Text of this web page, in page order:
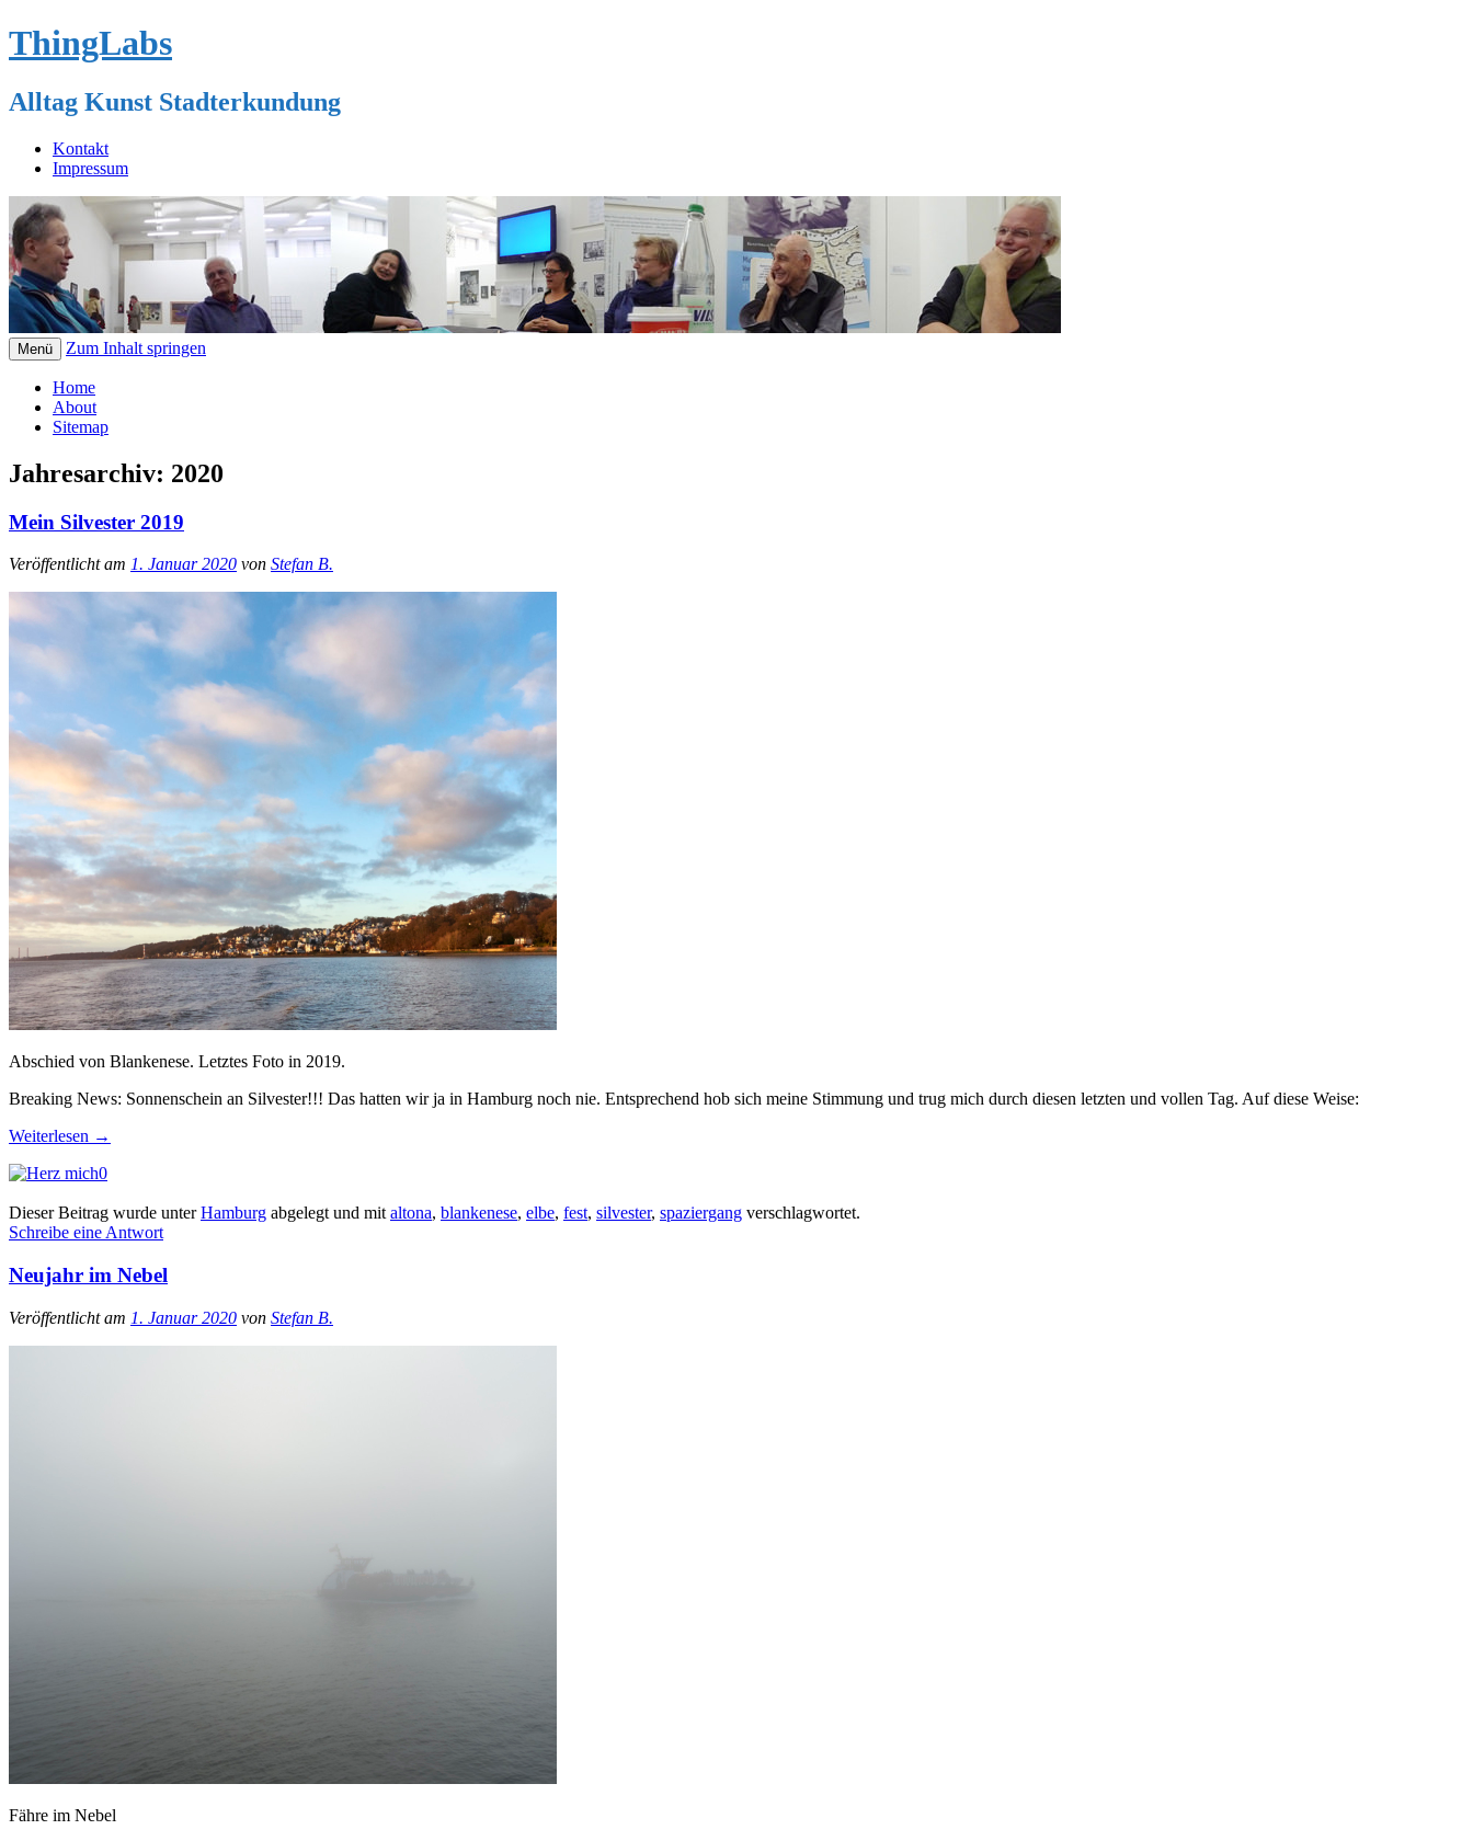
ThingLabs
Alltag Kunst Stadterkundung
Kontakt
Impressum
Menü Zum Inhalt springen
Home
About
Sitemap
Jahresarchiv: 2020
Mein Silvester 2019
Veröffentlicht am 1. Januar 2020 von Stefan B.
Abschied von Blankenese. Letztes Foto in 2019.
Breaking News: Sonnenschein an Silvester!!! Das hatten wir ja in Hamburg noch nie. Entsprechend hob sich meine Stimmung und trug mich durch diesen letzten und vollen Tag. Auf diese Weise:
Weiterlesen →
0
Dieser Beitrag wurde unterHamburg abgelegt und mit altona, blankenese, elbe, fest, silvester, spaziergang verschlagwortet.
Schreibe eine Antwort
Neujahr im Nebel
Veröffentlicht am 1. Januar 2020 von Stefan B.
Fähre im Nebel